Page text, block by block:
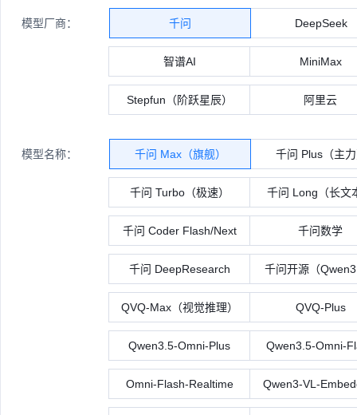
模型厂商： 千问 DeepSeek
智谱AI MiniMax
Stepfun（阶跃星辰） 阿里云
模型名称： 千问 Max（旗舰） 千问 Plus（主
千问 Turbo（极速） 千问 Long（长文
千问 Coder Flash/Next 千问数学
千问 DeepResearch 千问开源（
QVQ-Max（视觉推理） QVQ-Plus
Qwen3.5-Omni-Plus Qwen3.5-Omni-
Omni-Flash-Realtime Qwen3-VL-